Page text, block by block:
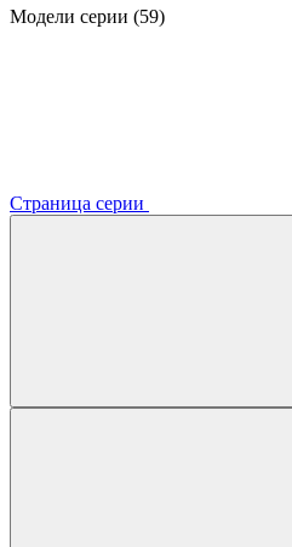
Модели серии (59)
Страница серии